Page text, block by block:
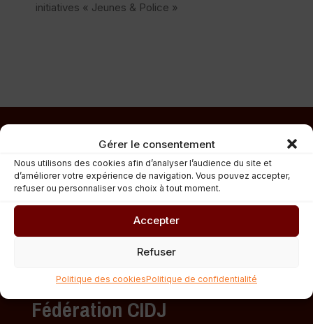
Gérer le consentement
Nous utilisons des cookies afin d’analyser l’audience du site et
d’améliorer votre expérience de navigation. Vous pouvez accepter,
refuser ou personnaliser vos choix à tout moment.
Accepter
Refuser
Politique des cookiesPolitique de confidentialité
initiatives « Jeunes & Police »
Fédération CIDJ